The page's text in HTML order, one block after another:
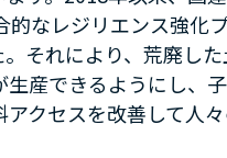
的なレジリエンス強化
それにより、荒廃し
産できるようにし、
クセスを改善して人